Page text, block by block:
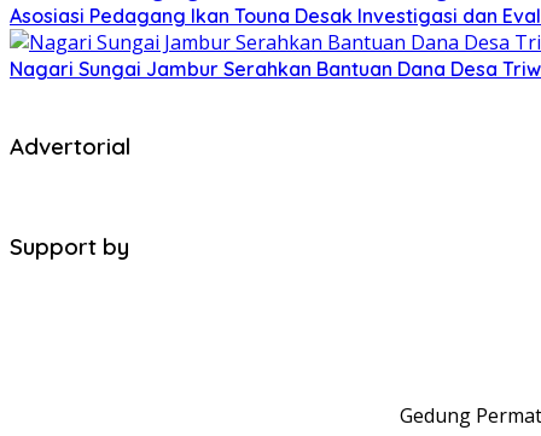
Asosiasi Pedagang Ikan Touna Desak Investigasi dan
Nagari Sungai Jambur Serahkan Bantuan Dana Desa
Advertorial
Support by
Gedung